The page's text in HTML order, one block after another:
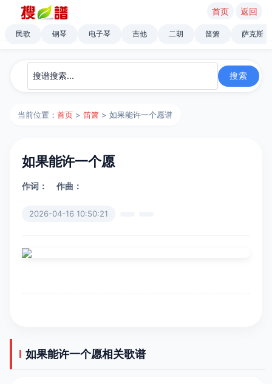
首页 返回
民歌 钢琴 电子琴 吉他 二胡 笛箫 萨克斯
当前位置：首页 >笛箫 > 如果能许一个愿谱
如果能许一个愿
作词： 作曲：
2026-04-16 10:50:21
如果能许一个愿相关歌谱